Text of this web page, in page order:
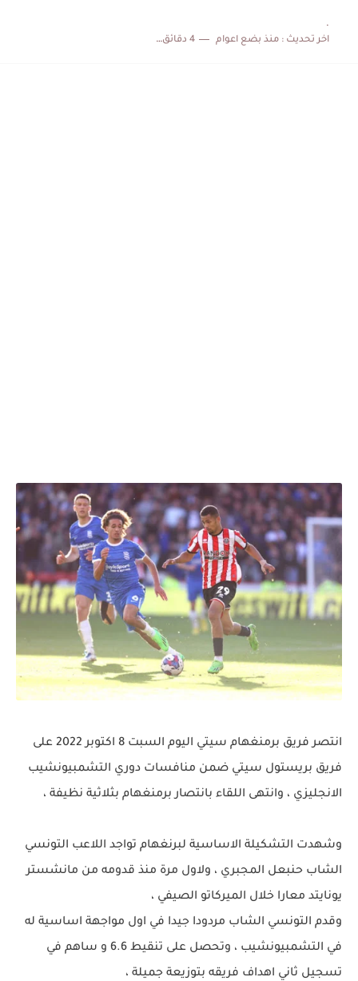
.
اخر تحديث :منذ بضع اعوام 4 دقائق للقراءة
انتصر فريق برمنغهام سيتي اليوم السبت 8 اكتوبر 2022 على
فريق بريستول سيتي ضمن منافسات دوري التشمبيونشيب
الانجليزي ، وانتهى اللقاء بانتصار برمنغهام بثلاثية نظيفة ،
وشهدت التشكيلة الاساسية لبرنغهام تواجد اللاعب التونسي
الشاب حنبعل المجبري ، ولاول مرة منذ قدومه من مانشستر
يونايتد معارا خلال الميركاتو الصيفي ،
وقدم التونسي الشاب مردودا جيدا في اول مواجهة اساسية له
في التشمبيونشيب ، وتحصل على تنقيط 6.6 و ساهم في
تسجيل ثاني اهداف فريقه بتوزيعة جميلة ،